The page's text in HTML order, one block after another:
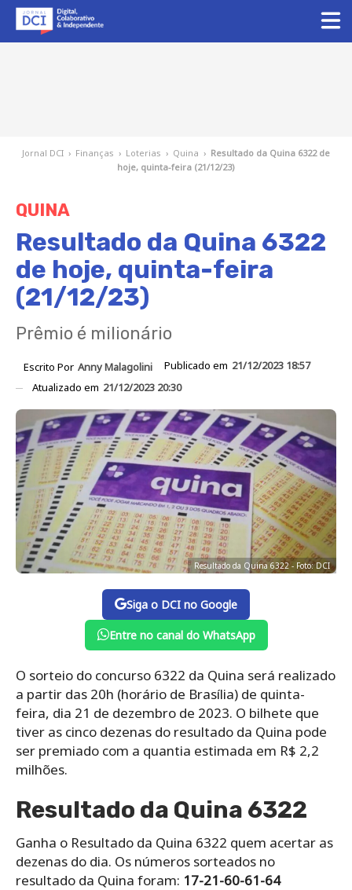
Jornal DCI › Finanças › Loterias › Quina › Resultado da Quina 6322 de
hoje, quinta-feira (21/12/23)
QUINA
Resultado da Quina 6322
de hoje, quinta-feira
(21/12/23)
Prêmio é milionário
Escrito Por Anny Malagolini Publicado em 21/12/2023 18:57
Atualizado em 21/12/2023 20:30
Resultado da Quina 6322 - Foto: DCI
Siga o DCI no Google
Entre no canal do WhatsApp
O sorteio do concurso 6322 da Quina será realizado
a partir das 20h (horário de Brasília) de quinta-
feira, dia 21 de dezembro de 2023. O bilhete que
tiver as cinco dezenas do resultado da Quina pode
ser premiado com a quantia estimada em R$ 2,2
milhões.
Resultado da Quina 6322
Ganha o Resultado da Quina 6322 quem acertar as
dezenas do dia. Os números sorteados no
resultado da Quina foram: 17-21-60-61-64